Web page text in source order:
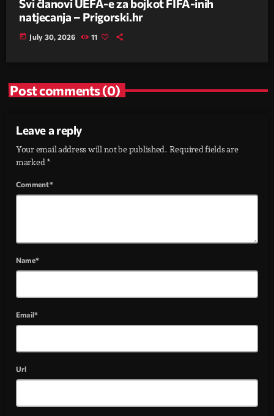
Svi članovi UEFA-e za bojkot FIFA-inih
natjecanja – Prigorski.hr
today July 30, 2026 11
Post comments (0)
Leave a reply
Your email address will not be published. Required fields are
marked *
Comment*
Name*
Email*
Url